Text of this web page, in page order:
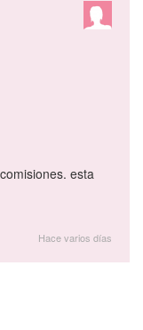
esta
Hace varios días